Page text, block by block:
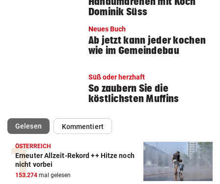
Dominik Süss
Neues Buch
Ab jetzt kann jeder kochen
wie im Gemeindebau
Süß oder herzhaft
So zaubern Sie die
köstlichsten Muffins
Gelesen(ausgewählt)Kommentiert
ÖSTERREICH
Erneuter Allzeit-Rekord ++ Hitze noch
nicht vorbei
153.274 mal gelesen